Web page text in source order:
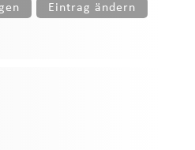
Eintrag ändern